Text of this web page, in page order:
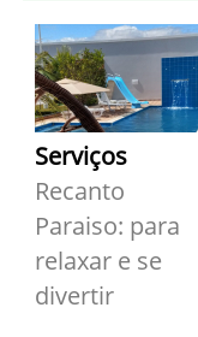
Serviços
Recanto
Paraiso: para
relaxar e se
divertir